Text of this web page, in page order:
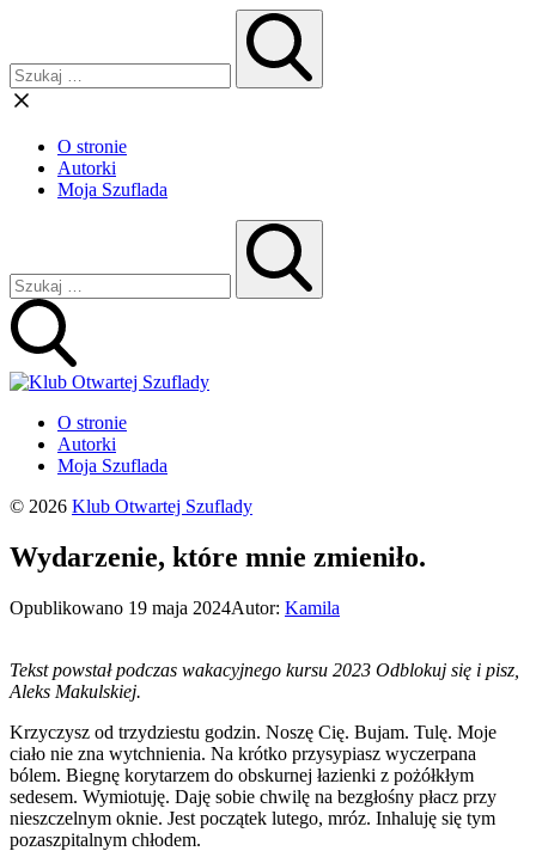
O stronie
Autorki
Moja Szuflada
O stronie
Autorki
Moja Szuflada
© 2026 Klub Otwartej Szuflady
Wydarzenie, które mnie zmieniło.
Opublikowano 19 maja 2024Autor: Kamila
Tekst powstał podczas wakacyjnego kursu 2023 Odblokuj się i pisz,
Aleks Makulskiej.
Krzyczysz od trzydziestu godzin. Noszę Cię. Bujam. Tulę. Moje
ciało nie zna wytchnienia. Na krótko przysypiasz wyczerpana
bólem. Biegnę korytarzem do obskurnej łazienki z pożółkłym
sedesem. Wymiotuję. Daję sobie chwilę na bezgłośny płacz przy
nieszczelnym oknie. Jest początek lutego, mróz. Inhaluję się tym
pozaszpitalnym chłodem.